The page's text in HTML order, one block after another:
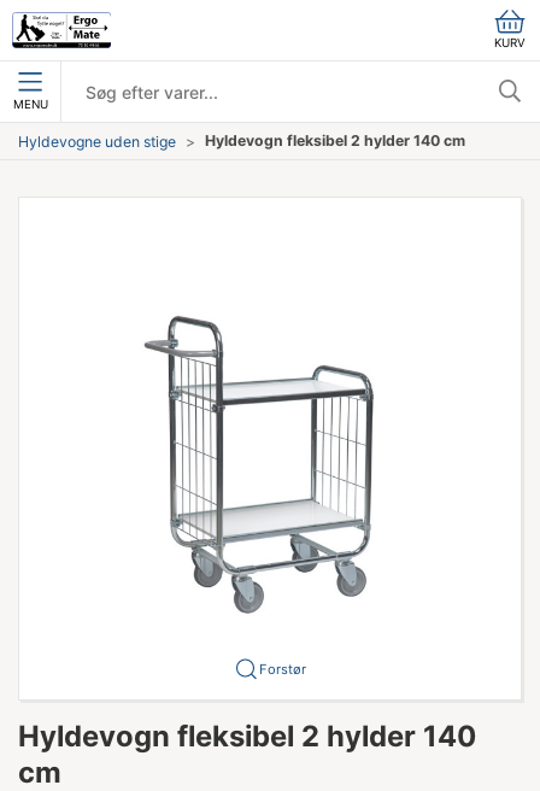
KURV
MENU
Hyldevogne uden stige Hyldevogn fleksibel 2 hylder 140 cm
Forstør
Hyldevogn fleksibel 2 hylder 140
cm